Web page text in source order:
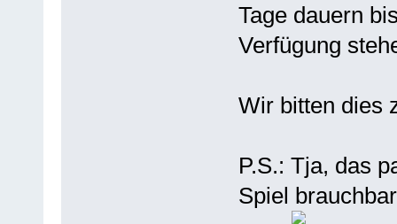
Tage dauern
Verfügung
Wir bitten dies
P.S.: Tja, das
Spiel